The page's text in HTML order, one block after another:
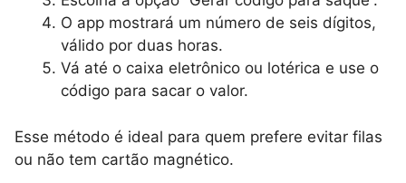
O app mostrará um número de seis dígitos,
válido por duas horas.
Vá até o caixa eletrônico ou lotérica e use o
código para sacar o valor.
Esse método é ideal para quem prefere evitar filas
ou não tem cartão magnético.